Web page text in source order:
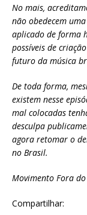
No mais,
não obedecem
aplicado de forma
possíveis de
futuro da música
De toda forma,
existem nesse
mal colocadas
desculpa
agora retomar o
no Brasil.
Movimento Fora
Compartilhar: